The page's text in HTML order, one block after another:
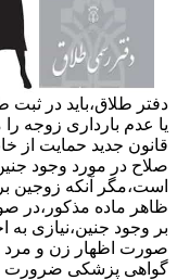
دفتر طلاق،باید در
قانون جدید حمایت از
صلاح در مورد وجود
است،مگر آنکه زوجین
ظاهر ماده مذکور،در
بر وجود جنین،نیازی به
صورت اظهار زن و مرد
گواهی پزشکی ضرورت